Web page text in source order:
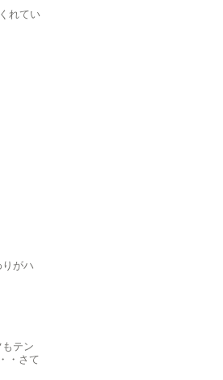
れてい
がハ
テン
・さて